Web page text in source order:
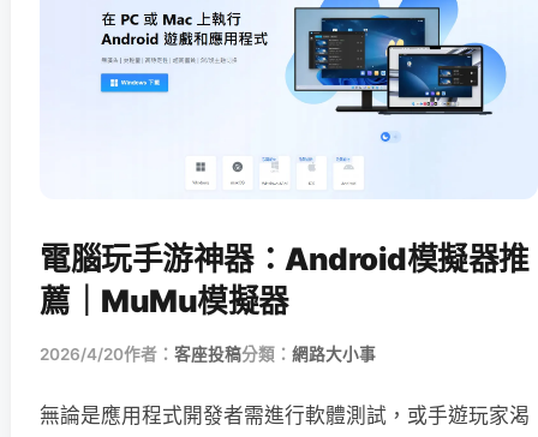
電腦玩手游神器：Android模擬器推
薦｜MuMu模擬器
2026/4/20作者： 客座投稿分類： 網路大小事
無論是應用程式開發者需進行軟體測試，或手遊玩家渴